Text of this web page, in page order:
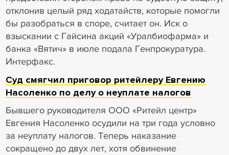
отклонив целый ряд ходатайств, которые помогли
бы разобраться в споре, считает он. Иск о
взыскании с Гайсина акций «Уралбиофарма» и
банка «Вятич» в июле подала Генпрокуратура.
Интерфакс.
Суд смягчил приговор ритейлеру Евгению
Насоленко по делу о неуплате налогов
Бывшего руководителя ООО «Ритейл центр»
Евгения Насоленко осудили на три года условно
за неуплату налогов. Теперь наказание
сокращено до двух лет, хотя обвинение